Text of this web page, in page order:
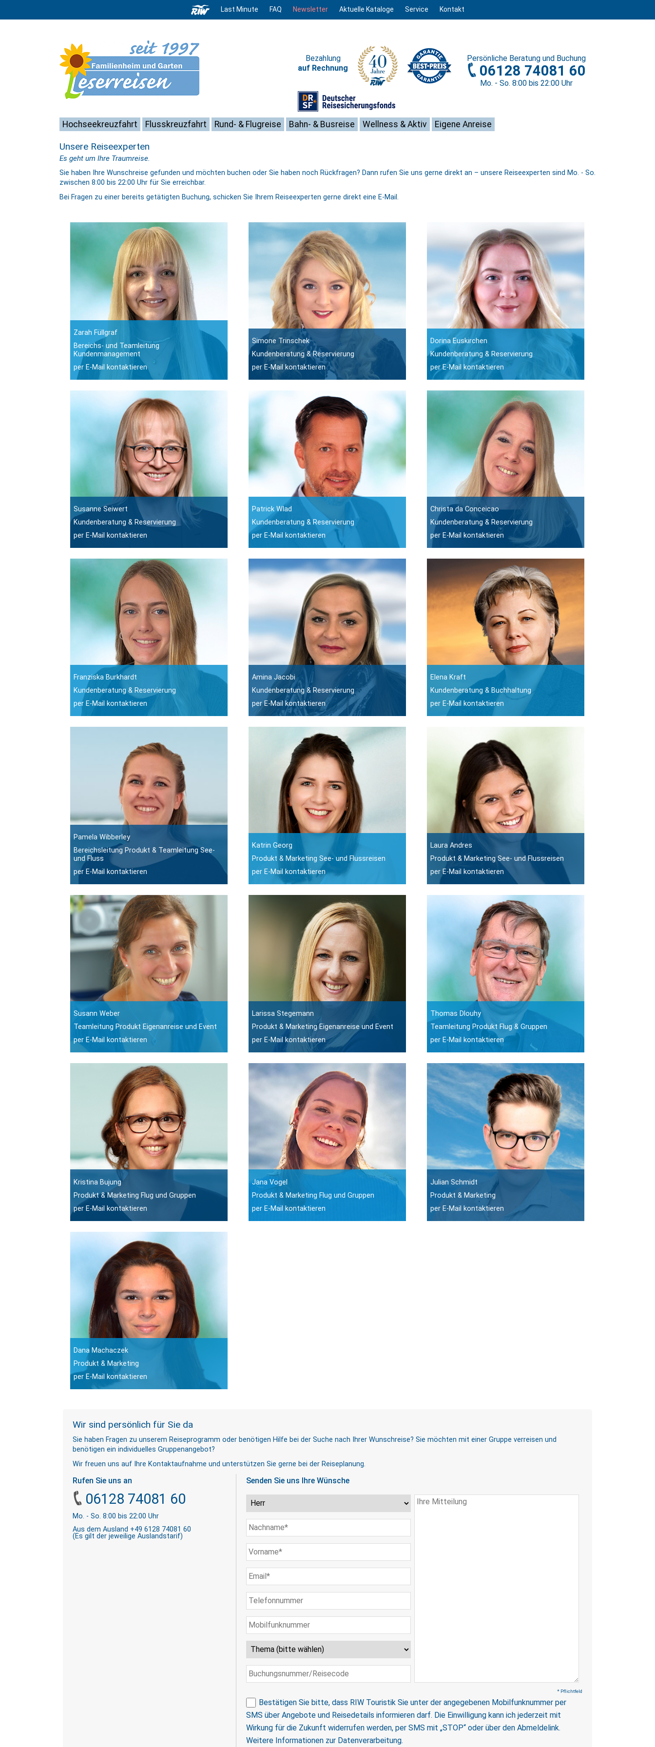
Last Minute FAQ Newsletter Aktuelle Kataloge Service Kontakt
Persönliche Beratung und Buchung
06128 74081 60
Mo. - So. 8:00 bis 22:00 Uhr
Bezahlung
auf Rechnung
Hochseekreuzfahrt Flusskreuzfahrt Rund- & Flugreise Bahn- & Busreise Wellness & Aktiv Eigene Anreise
Unsere Reiseexperten
Es geht um Ihre Traumreise.
Sie haben Ihre Wunschreise gefunden und möchten buchen oder Sie haben noch Rückfragen? Dann rufen Sie uns gerne direkt an – unsere Reiseexperten sind Mo. - So.
zwischen 8:00 bis 22:00 Uhr für Sie erreichbar.
Bei Fragen zu einer bereits getätigten Buchung, schicken Sie Ihrem Reiseexperten gerne direkt eine E-Mail.
Zarah Füllgraf
Bereichs- und Teamleitung
Kundenmanagement
per E-Mail kontaktieren
Simone Trinschek
Kundenberatung & Reservierung
per E-Mail kontaktieren
Dorina Euskirchen
Kundenberatung & Reservierung
per E-Mail kontaktieren
Susanne Seiwert
Kundenberatung & Reservierung
per E-Mail kontaktieren
Patrick Wlad
Kundenberatung & Reservierung
per E-Mail kontaktieren
Christa da Conceicao
Kundenberatung & Reservierung
per E-Mail kontaktieren
Franziska Burkhardt
Kundenberatung & Reservierung
per E-Mail kontaktieren
Amina Jacobi
Kundenberatung & Reservierung
per E-Mail kontaktieren
Elena Kraft
Kundenberatung & Buchhaltung
per E-Mail kontaktieren
Pamela Wibberley
Bereichsleitung Produkt & Teamleitung See-
und Fluss
per E-Mail kontaktieren
Katrin Georg
Produkt & Marketing See- und Flussreisen
per E-Mail kontaktieren
Laura Andres
Produkt & Marketing See- und Flussreisen
per E-Mail kontaktieren
Susann Weber
Teamleitung Produkt Eigenanreise und Event
per E-Mail kontaktieren
Larissa Stegemann
Produkt & Marketing Eigenanreise und Event
per E-Mail kontaktieren
Thomas Dlouhy
Teamleitung Produkt Flug & Gruppen
per E-Mail kontaktieren
Kristina Bujung
Produkt & Marketing Flug und Gruppen
per E-Mail kontaktieren
Jana Vogel
Produkt & Marketing Flug und Gruppen
per E-Mail kontaktieren
Julian Schmidt
Produkt & Marketing
per E-Mail kontaktieren
Dana Machaczek
Produkt & Marketing
per E-Mail kontaktieren
Wir sind persönlich für Sie da
Sie haben Fragen zu unserem Reiseprogramm oder benötigen Hilfe bei der Suche nach Ihrer Wunschreise? Sie möchten mit einer Gruppe verreisen und
benötigen ein individuelles Gruppenangebot?
Wir freuen uns auf Ihre Kontaktaufnahme und unterstützen Sie gerne bei der Reiseplanung.
Rufen Sie uns an
06128 74081 60
Mo. - So. 8:00 bis 22:00 Uhr
Aus dem Ausland +49 6128 74081 60
(Es gilt der jeweilige Auslandstarif)
Senden Sie uns Ihre Wünsche
* Pflichtfeld
Bestätigen Sie bitte, dass RIW Touristik Sie unter der angegebenen Mobilfunknummer per
SMS über Angebote und Reisedetails informieren darf. Die Einwilligung kann ich jederzeit mit
Wirkung für die Zukunft widerrufen werden, per SMS mit „STOP“ oder über den Abmeldelink.
Weitere Informationen zur Datenverarbeitung.